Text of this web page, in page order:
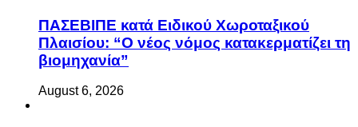
ΠΑΣΕΒΙΠΕ κατά Ειδικού Χωροταξικού
Πλαισίου: “Ο νέος νόμος κατακερματίζει τη
βιομηχανία”
August 6, 2026